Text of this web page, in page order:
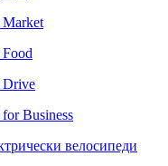
Business
велосипеди